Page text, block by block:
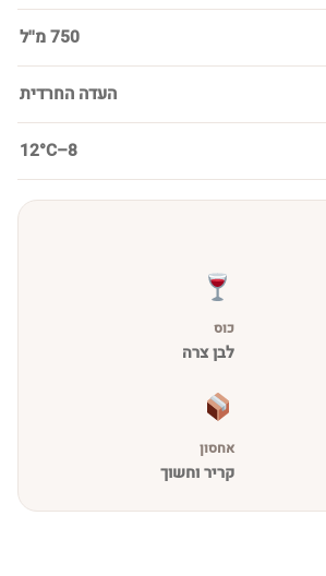
750 מ''ל
העדה החרדית
8–12°C
כוס
לבן צרה
אחסון
קריר וחשוך